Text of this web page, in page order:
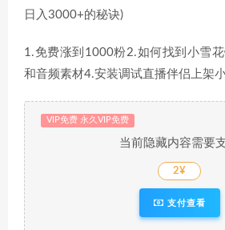
1.免费涨到1000粉2.如何找到小雪
和音频素材4.安装调试直播伴侣上架
VIP免费 永久VIP免费
当前隐藏内容需要
2¥
支付查看